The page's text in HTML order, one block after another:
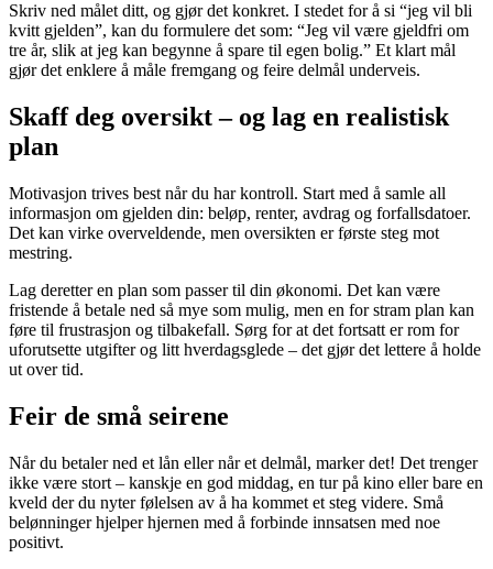
Skriv ned målet ditt, og gjør det konkret. I stedet for å si “jeg vil bli
kvitt gjelden”, kan du formulere det som: “Jeg vil være gjeldfri om
tre år, slik at jeg kan begynne å spare til egen bolig.” Et klart mål
gjør det enklere å måle fremgang og feire delmål underveis.
Skaff deg oversikt – og lag en realistisk
plan
Motivasjon trives best når du har kontroll. Start med å samle all
informasjon om gjelden din: beløp, renter, avdrag og forfallsdatoer.
Det kan virke overveldende, men oversikten er første steg mot
mestring.
Lag deretter en plan som passer til din økonomi. Det kan være
fristende å betale ned så mye som mulig, men en for stram plan kan
føre til frustrasjon og tilbakefall. Sørg for at det fortsatt er rom for
uforutsette utgifter og litt hverdagsglede – det gjør det lettere å holde
ut over tid.
Feir de små seirene
Når du betaler ned et lån eller når et delmål, marker det! Det trenger
ikke være stort – kanskje en god middag, en tur på kino eller bare en
kveld der du nyter følelsen av å ha kommet et steg videre. Små
belønninger hjelper hjernen med å forbinde innsatsen med noe
positivt.